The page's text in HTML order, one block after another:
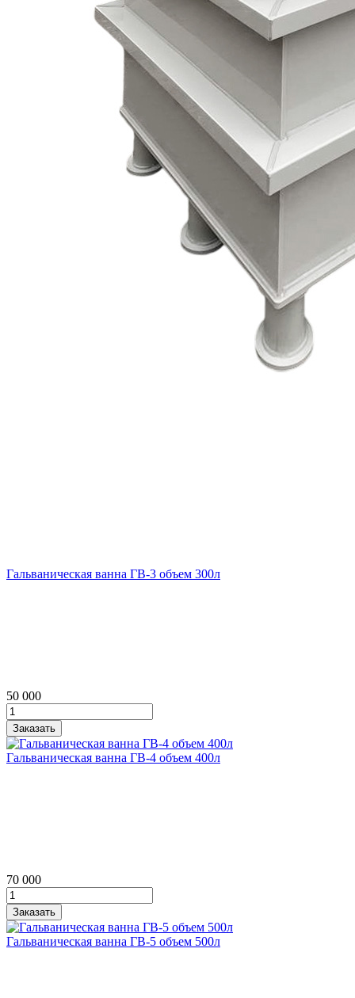
Гальваническая ванна ГВ‑3 объем 300л
50 000
Гальваническая ванна ГВ‑4 объем 400л
70 000
Гальваническая ванна ГВ‑5 объем 500л